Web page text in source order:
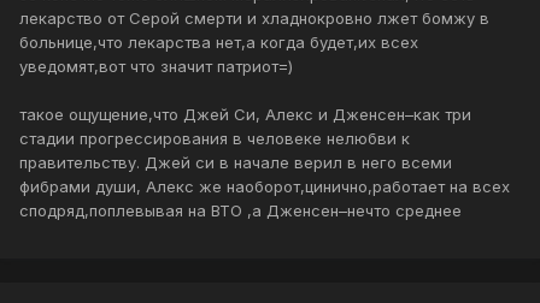
лекарство от Серой смерти и хладнокровно лжет бомжу в
больнице,что лекарства нет,а когда будет,их всех
уведомят,вот что значит патриот=)
такое ощущение,что Джей Си, Алекс и Дженсен–как три
стадии прогрессирования в человеке нелюбви к
правительству. Джей си в начале верил в него всеми
фибрами души, Алекс же наоборот,цинично,работает на всех
сподряд,поплевывая на ВТО ,а Дженсен–нечто среднее